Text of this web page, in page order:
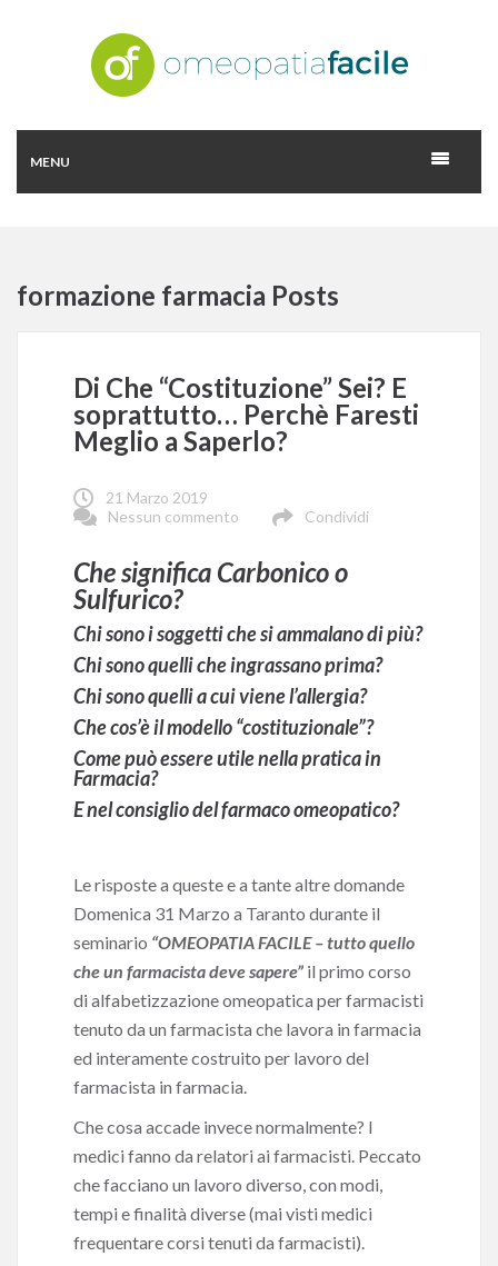
MENU
formazione farmacia Posts
Di Che “Costituzione” Sei? E
soprattutto… Perchè Faresti
Meglio a Saperlo?
21 Marzo 2019
Nessun commento
Condividi
Che significa Carbonico o
Sulfurico?
Chi sono i soggetti che si ammalano di più?
Chi sono quelli che ingrassano prima?
Chi sono quelli a cui viene l’allergia?
Che cos’è il modello “costituzionale”?
Come può essere utile nella pratica in
Farmacia?
E nel consiglio del farmaco omeopatico?
Le risposte a queste e a tante altre domande
Domenica 31 Marzo a Taranto durante il
seminario “OMEOPATIA FACILE – tutto quello
che un farmacista deve sapere” il primo corso
di alfabetizzazione omeopatica per farmacisti
tenuto da un farmacista che lavora in farmacia
ed interamente costruito per lavoro del
farmacista in farmacia.
Che cosa accade invece normalmente? I
medici fanno da relatori ai farmacisti. Peccato
che facciano un lavoro diverso, con modi,
tempi e finalità diverse (mai visti medici
frequentare corsi tenuti da farmacisti).